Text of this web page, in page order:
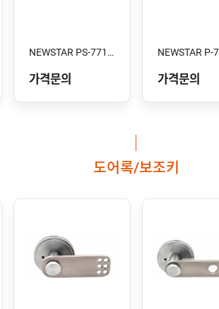
NEWSTAR PS-7710V
가격문의
NEWSTAR P-
가격문의
도어록/보조키